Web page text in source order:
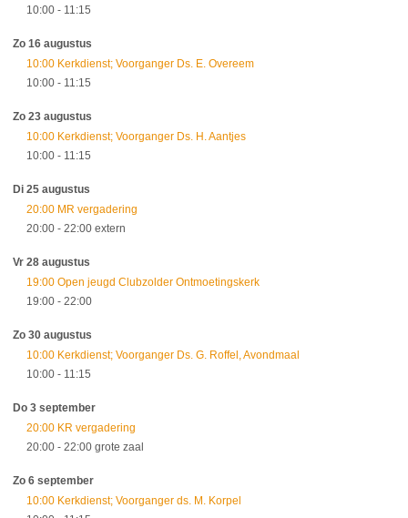
10:00 - 11:15
Zo 16 augustus
10:00 Kerkdienst; Voorganger Ds. E. Overeem
10:00 - 11:15
Zo 23 augustus
10:00 Kerkdienst; Voorganger Ds. H. Aantjes
10:00 - 11:15
Di 25 augustus
20:00 MR vergadering
20:00 - 22:00 extern
Vr 28 augustus
19:00 Open jeugd Clubzolder Ontmoetingskerk
19:00 - 22:00
Zo 30 augustus
10:00 Kerkdienst; Voorganger Ds. G. Roffel, Avondmaal
10:00 - 11:15
Do 3 september
20:00 KR vergadering
20:00 - 22:00 grote zaal
Zo 6 september
10:00 Kerkdienst; Voorganger ds. M. Korpel